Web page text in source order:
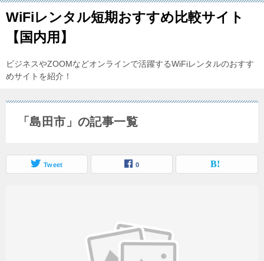
WiFiレンタル短期おすすめ比較サイト
【国内用】
ビジネスやZOOMなどオンラインで活躍するWiFiレンタルのおすす
めサイトを紹介！
「島田市」の記事一覧
Tweet 0